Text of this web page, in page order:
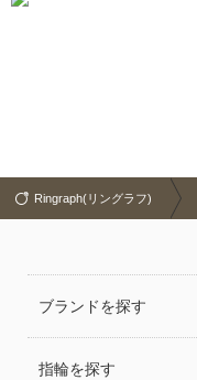
Ringraph(リングラフ)
ブランドを探す
指輪を探す